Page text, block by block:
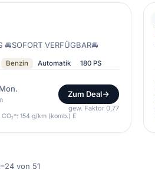
VERFÜGBAR🚘
Benzin Automatik 180 PS
Zum Deal
gew. Faktor 0,77
154 g/km (komb.) E
von 51